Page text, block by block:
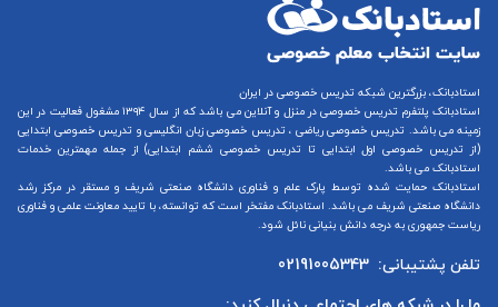
استادبانک، بزرگترین شبکه تدریس خصوصی در ایران
استادبانک پلتفرم تدریس خصوصی در منزل و آنلاین
می باشد که از سال ۱۳۹۴ مشغول فعالیت در این
زمینه می باشد. تدریس خصوصی ریاضی ، تدریس خصوصی زبان انگلیسیو تدریس خصوصی ابتدایی
(از تدریس خصوصی اول ابتدایی تا تدریس خصوصی ششم ابتدایی) از جمله مهمترین خدمات
استادبانک می باشد.
استادبانک حمایت شده توسط پارک علم و فناوری دانشگاه صنعتی شریف و مستقر در مرکز رشد
دانشگاه صنعتی شریف می باشد. استادبانک مفتخر است که توانسته، با تایید معاونت علمی و فناوری
ریاست جمهوری به درجه دانش بنیانی نائل شود.
تلفن پشتیبانی: 02191005343